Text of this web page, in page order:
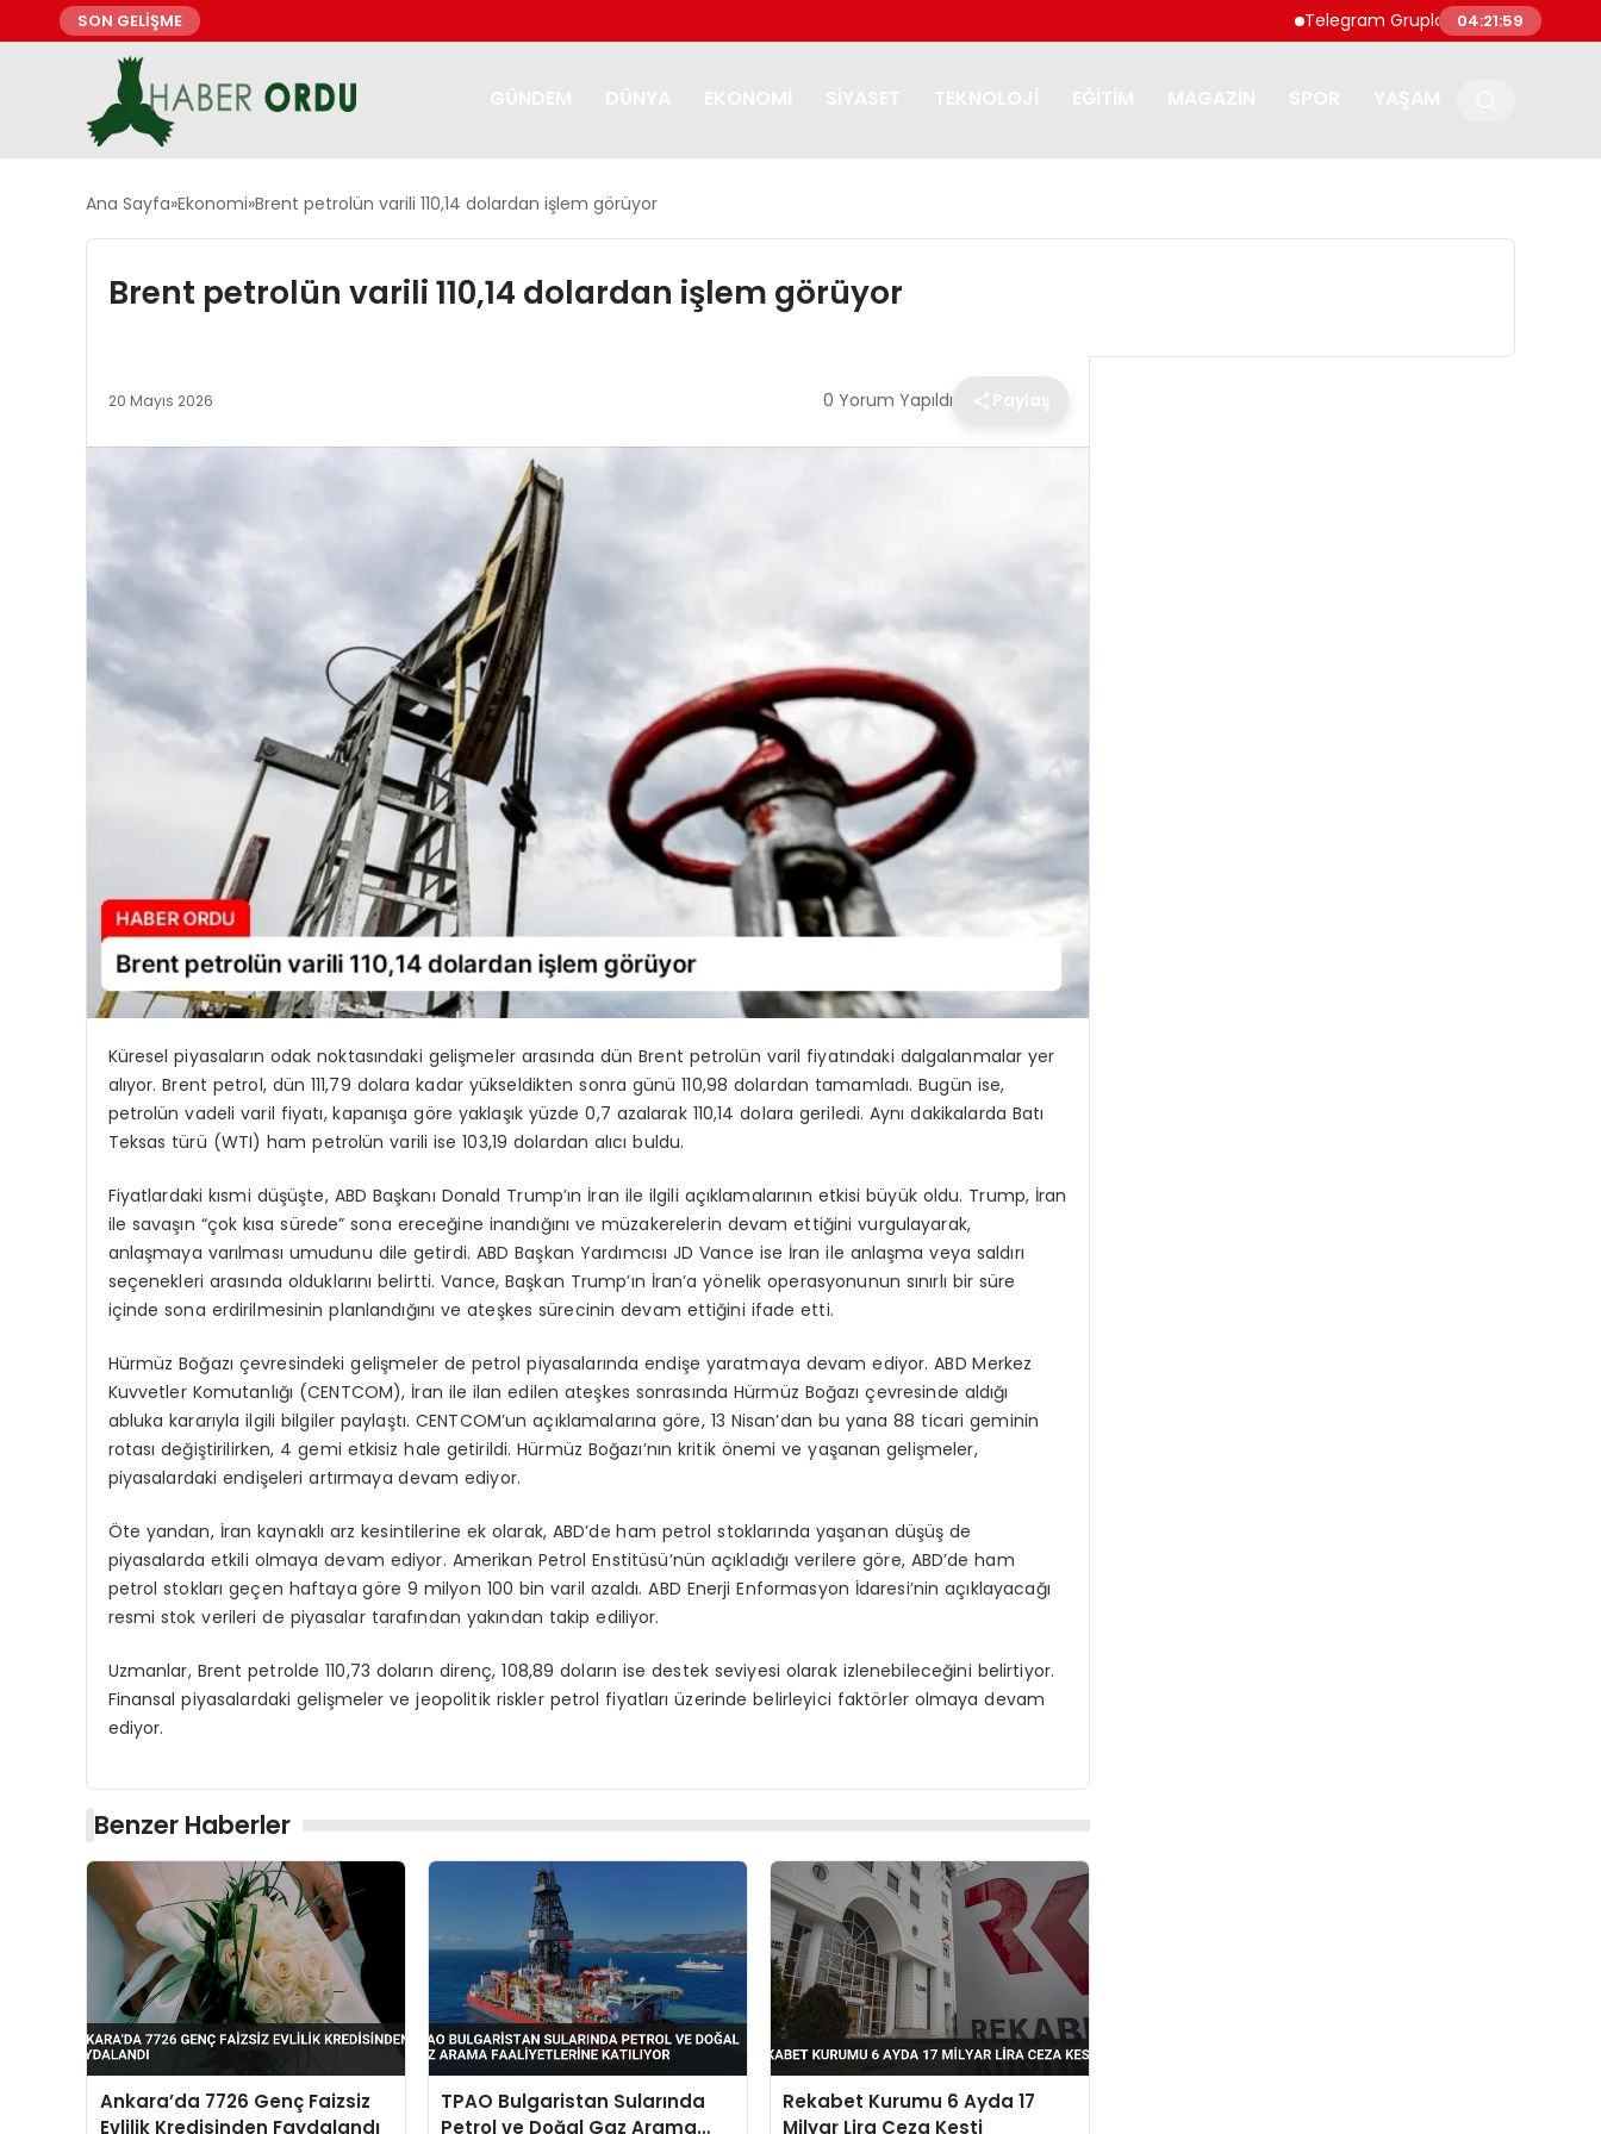
SON GELİŞME Telegram Grupları ile Doğru Topluluğa
04:22:00
Ana Sayfa Ekonomi Brent petrolün varili 110,14 dolardan işlem görüyor
Brent petrolün varili 110,14 dolardan işlem görüyor
20 Mayıs 2026 0 Yorum Yapıldı
Küresel piyasaların odak noktasındaki gelişmeler arasında dün Brent petrolün varil fiyatındaki dalgalanmalar yer
alıyor. Brent petrol, dün 111,79 dolara kadar yükseldikten sonra günü 110,98 dolardan tamamladı. Bugün ise,
petrolün vadeli varil fiyatı, kapanışa göre yaklaşık yüzde 0,7 azalarak 110,14 dolara geriledi. Aynı dakikalarda Batı
Teksas türü (WTI) ham petrolün varili ise 103,19 dolardan alıcı buldu.
Fiyatlardaki kısmi düşüşte, ABD Başkanı Donald Trump’ın İran ile ilgili açıklamalarının etkisi büyük oldu. Trump, İran
ile savaşın “çok kısa sürede” sona ereceğine inandığını ve müzakerelerin devam ettiğini vurgulayarak,
anlaşmaya varılması umudunu dile getirdi. ABD Başkan Yardımcısı JD Vance ise İran ile anlaşma veya saldırı
seçenekleri arasında olduklarını belirtti. Vance, Başkan Trump’ın İran’a yönelik operasyonunun sınırlı bir süre
içinde sona erdirilmesinin planlandığını ve ateşkes sürecinin devam ettiğini ifade etti.
Hürmüz Boğazı çevresindeki gelişmeler de petrol piyasalarında endişe yaratmaya devam ediyor. ABD Merkez
Kuvvetler Komutanlığı (CENTCOM), İran ile ilan edilen ateşkes sonrasında Hürmüz Boğazı çevresinde aldığı
abluka kararıyla ilgili bilgiler paylaştı. CENTCOM’un açıklamalarına göre, 13 Nisan’dan bu yana 88 ticari geminin
rotası değiştirilirken, 4 gemi etkisiz hale getirildi. Hürmüz Boğazı’nın kritik önemi ve yaşanan gelişmeler,
piyasalardaki endişeleri artırmaya devam ediyor.
Öte yandan, İran kaynaklı arz kesintilerine ek olarak, ABD’de ham petrol stoklarında yaşanan düşüş de
piyasalarda etkili olmaya devam ediyor. Amerikan Petrol Enstitüsü’nün açıkladığı verilere göre, ABD’de ham
petrol stokları geçen haftaya göre 9 milyon 100 bin varil azaldı. ABD Enerji Enformasyon İdaresi’nin açıklayacağı
resmi stok verileri de piyasalar tarafından yakından takip ediliyor.
Uzmanlar, Brent petrolde 110,73 doların direnç, 108,89 doların ise destek seviyesi olarak izlenebileceğini belirtiyor.
Finansal piyasalardaki gelişmeler ve jeopolitik riskler petrol fiyatları üzerinde belirleyici faktörler olmaya devam
ediyor.
Benzer Haberler
Ankara’da 7726 Genç Faizsiz
Evlilik Kredisinden Faydalandı
TPAO Bulgaristan Sularında
Petrol ve Doğal Gaz Arama
Rekabet Kurumu 6 Ayda 17
Milyar Lira Ceza Kesti